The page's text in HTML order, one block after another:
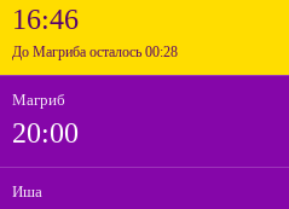
16:46
До Магриба осталось 00:28
Магриб
20:00
Иша